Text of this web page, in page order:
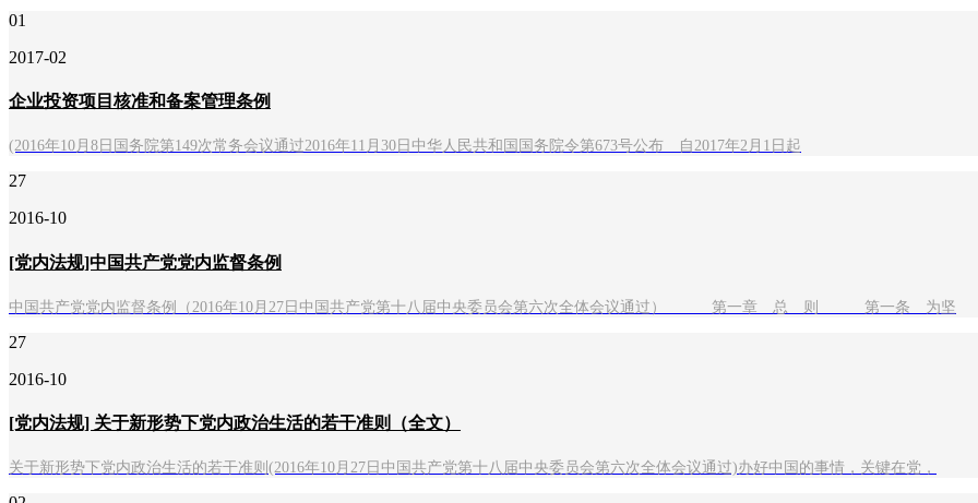
01
2017-02
企业投资项目核准和备案管理条例
(2016年10月8日国务院第149次常务会议通过2016年11月30日中华人民共和国国务院令第673号公布 自2017年2月1日起
27
2016-10
[党内法规]中国共产党党内监督条例
中国共产党党内监督条例（2016年10月27日中国共产党第十八届中央委员会第六次全体会议通过） 第一章 总 则 第一条 为坚
27
2016-10
[党内法规] 关于新形势下党内政治生活的若干准则（全文）
关于新形势下党内政治生活的若干准则(2016年10月27日中国共产党第十八届中央委员会第六次全体会议通过)办好中国的事情，关键在党，